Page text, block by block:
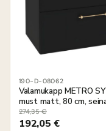
190-D-08062
Valamukapp METRO
must matt, 80 cm,
kinnitatav
274,35€
192,05 €